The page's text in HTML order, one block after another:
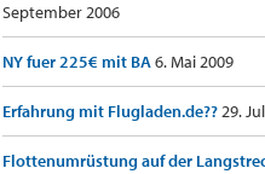
September 2006
NY fuer 225€ mit BA6. Mai 2009
Erfahrung mit Flugladen.de??29.
Flottenumrüstung auf der